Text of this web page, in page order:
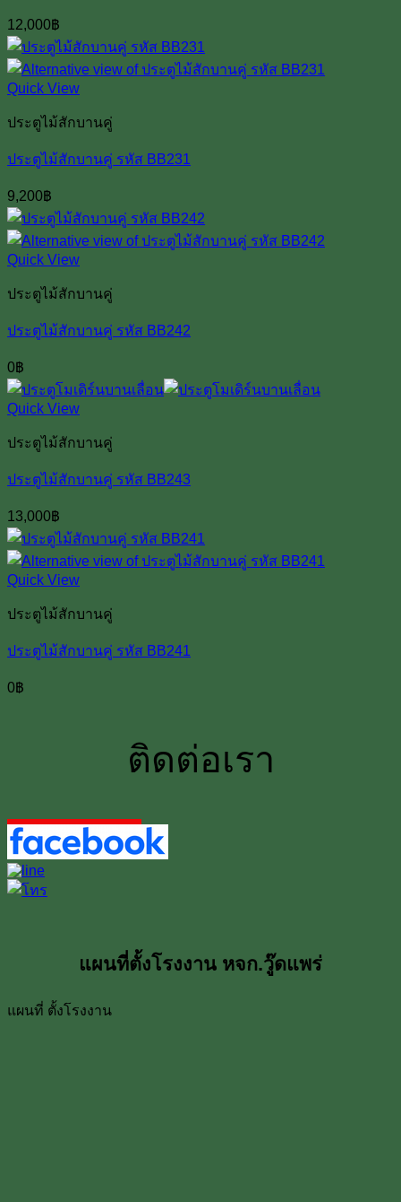
12,000฿
Quick View
ประตูไม้สักบานคู่
ประตูไม้สักบานคู่ รหัส BB231
9,200฿
Quick View
ประตูไม้สักบานคู่
ประตูไม้สักบานคู่ รหัส BB242
0฿
Quick View
ประตูไม้สักบานคู่
ประตูไม้สักบานคู่ รหัส BB243
13,000฿
Quick View
ประตูไม้สักบานคู่
ประตูไม้สักบานคู่ รหัส BB241
0฿
ติดต่อเรา
แผนที่ตั้งโรงงาน หจก.วู๊ดแพร่
แผนที่ ตั้งโรงงาน